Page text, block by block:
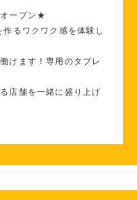
ープン★
るワクワク感を体験し
けます！専用のタブレ
店舗を一緒に盛り上げ